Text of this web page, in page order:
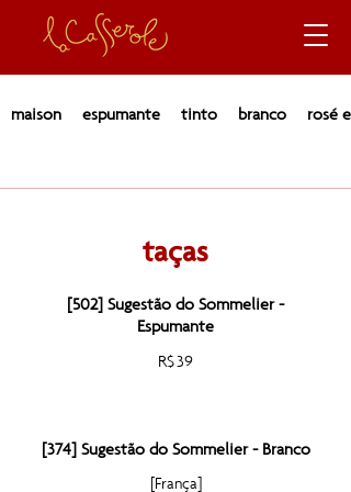
maison espumante tinto branco rosé e
taças
[502] Sugestão do Sommelier -
Espumante
R$ 39
[374] Sugestão do Sommelier - Branco
[França]